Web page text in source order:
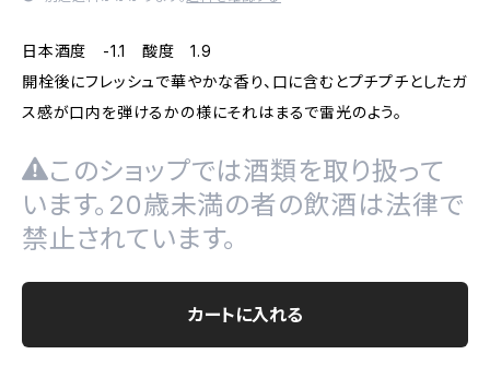
日本酒度 -1.1 酸度 1.9
開栓後にフレッシュで華やかな香り、口に含むとプチプチとしたガ
ス感が口内を弾けるかの様にそれはまるで雷光のよう。
このショップでは酒類を取り扱って
います。20歳未満の者の飲酒は法律で
禁止されています。
カートに入れる